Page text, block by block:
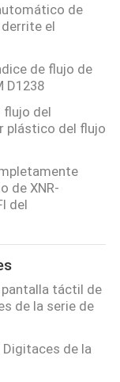
de
el
de flujo de
D1238
flujo del
plástico del flujo
de XNR-
del
táctil de
de la serie de
de la